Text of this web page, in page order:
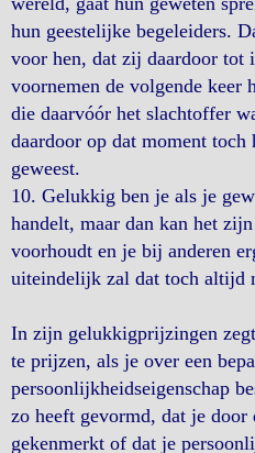
hun geestelijke begeleiders.
voor hen, dat zij daardoor tot
voornemen de volgende keer
die daarvóór het slachtoffer
daardoor op dat moment toch
geweest.
10. Gelukkig ben je als je
handelt, maar dan kan het
voorhoudt en je bij anderen
uiteindelijk zal dat toch altijd
In zijn gelukkigprijzingen
te prijzen, als je over een
persoonlijkheidseigenschap
zo heeft gevormd, dat je door
gekenmerkt of dat je